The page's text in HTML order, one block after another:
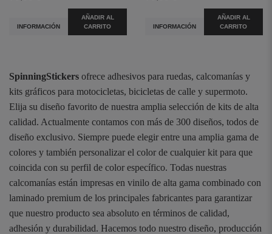
INFORMACIÓN
AÑADIR AL
CARRITO
INFORMACIÓN
AÑADIR AL
CARRITO
SpinningStickers ofrece adhesivos para ruedas, calcomanías y
kits gráficos para motocicletas, bicicletas de calle y supermoto.
Elija su diseño favorito de nuestra amplia selección de kits de alta
calidad. Actualmente contamos con más de 300 diseños, todos de
diseño exclusivo. Siempre puede elegir entre una amplia gama de
colores y también personalizar el color de cualquier kit para que
coincida con su perfil de color específico. Todas nuestras
calcomanías están impresas en vinilo de alta gama combinado con
laminado premium de los principales fabricantes para garantizar
que nuestro producto sea absoluto en términos de calidad,
adhesión y durabilidad. Hacemos todo nuestro diseño, producción